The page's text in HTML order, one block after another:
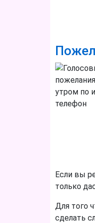
Если вы
только
Для того
сделать